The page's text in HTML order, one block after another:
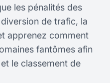
les pénalités des
de trafic, la
apprenez comment
fantômes afin
le classement de